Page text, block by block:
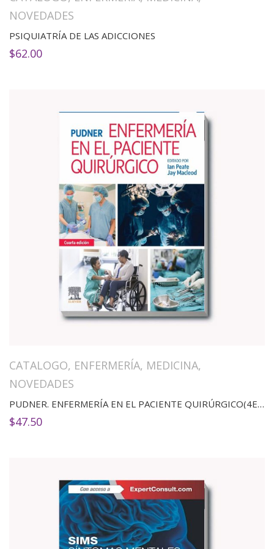
NOVEDADES
PSIQUIATRÍA DE LAS ADICCIONES
$62.00
CATALOGO, ENFERMERÍA, MEDICINA,
NOVEDADES
PUDNER. ENFERMERÍA EN EL PACIENTE QUIRÚRGICO(4ED)
$47.50